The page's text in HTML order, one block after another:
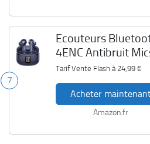
7
Ecouteurs
4ENC Antibruit
Tarif Vente Flash à 24,99 €
Acheter
Amazon.fr